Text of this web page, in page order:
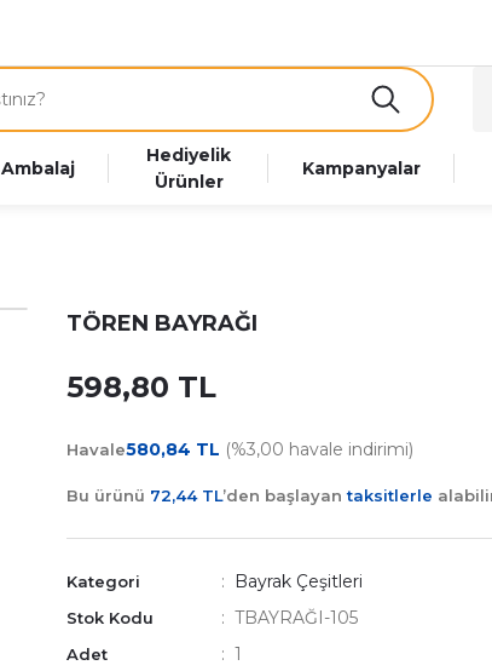
Ambalaj
Hediyelik
Ürünler
Kampanyalar
TÖREN BAYRAĞI
598,80 TL
Havale580,84 TL (%3,00 havale indirimi)
Bu ürünü 72,44 TL’den başlayantaksitlerle
Kategori Bayrak Çeşitleri
Stok Kodu TBAYRAĞI-105
Adet 1